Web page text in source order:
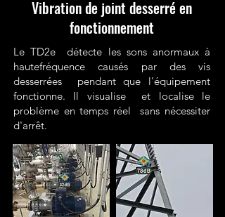
Vibration de joint desserré en
fonctionnement
Le TD2e détecte les sons anormaux à
hautefréquence causés par des vis
desserrées pendant que l'équipement
fonctionne. Il visualise et localise le
problème en temps réel sans nécessiter
d'arrêt.